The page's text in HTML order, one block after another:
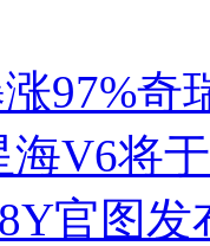
97%奇
海V6将
官图发